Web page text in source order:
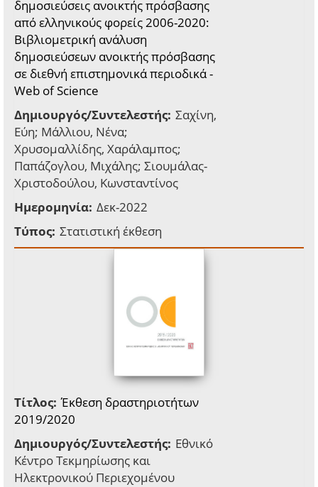
δημοσιεύσεις ανοικτής πρόσβασης
από ελληνικούς φορείς 2006-2020:
Βιβλιομετρική ανάλυση
δημοσιεύσεων ανοικτής πρόσβασης
σε διεθνή επιστημονικά περιοδικά -
Web of Science
Δημιουργός/Συντελεστής: Σαχίνη,
Εύη; Μάλλιου, Νένα;
Χρυσομαλλίδης, Χαράλαμπος;
Παπάζογλου, Μιχάλης; Σιουμάλας-
Χριστοδούλου, Κωνσταντίνος
Ημερομηνία: Δεκ-2022
Τύπος: Στατιστική έκθεση
Τίτλος: Έκθεση δραστηριοτήτων
2019/2020
Δημιουργός/Συντελεστής: Εθνικό
Κέντρο Τεκμηρίωσης και
Ηλεκτρονικού Περιεχομένου